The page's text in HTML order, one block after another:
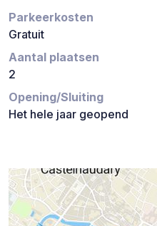
Parkeerkosten
Gratuit
Aantal plaatsen
2
Opening/Sluiting
Het hele jaar geopend